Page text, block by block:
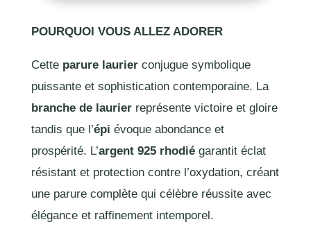
POURQUOI VOUS ALLEZ ADORER
Cette parure laurierconjugue symbolique
puissante et sophistication contemporaine. La
branche de laurierreprésente victoire et gloire
tandis que l’épi évoque abondance et
prospérité. L’argent 925 rhodiégarantit éclat
résistant et protection contre l’oxydation, créant
une parure complète qui célèbre réussite avec
élégance et raffinement intemporel.